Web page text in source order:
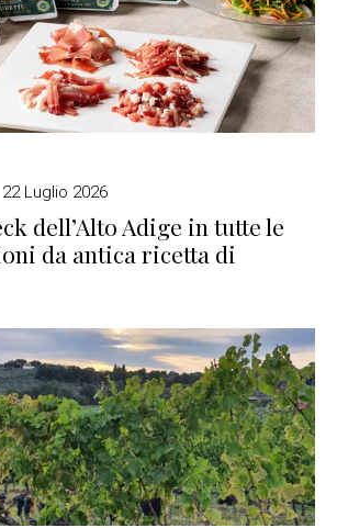
22 Luglio 2026
dell’Alto Adige in tutte le
da antica ricetta di